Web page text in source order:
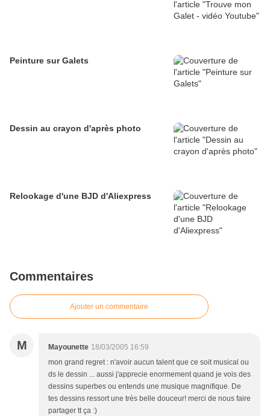
Peinture sur Galets
Dessin au crayon d'après photo
Relookage d'une BJD d'Aliexpress
Commentaires
Ajouter un commentaire
M Mayounette 18/03/2005 16:59
mon grand regret : n'avoir aucun talent que ce soit musical ou
ds le dessin ... aussi j'apprecie enormement quand je vois des
dessins superbes ou entends une musique magnifique. De
tes dessins ressort une très belle douceur! merci de nous faire
partager tt ça :)